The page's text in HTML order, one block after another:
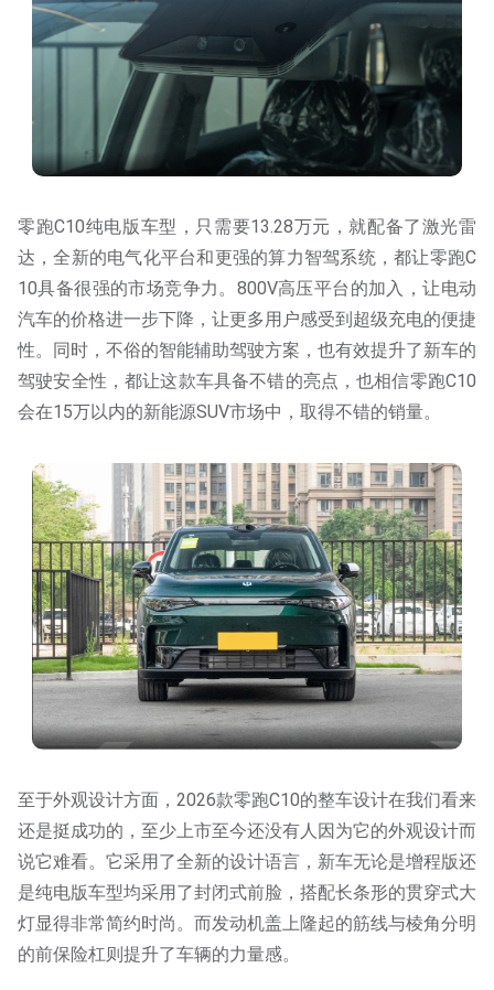
零跑C10纯电版车型，只需要13.28万元，就配备了激光雷
达，全新的电气化平台和更强的算力智驾系统，都让零跑C
10具备很强的市场竞争力。800V高压平台的加入，让电动
汽车的价格进一步下降，让更多用户感受到超级充电的便捷
性。同时，不俗的智能辅助驾驶方案，也有效提升了新车的
驾驶安全性，都让这款车具备不错的亮点，也相信零跑C10
会在15万以内的新能源SUV市场中，取得不错的销量。
至于外观设计方面，2026款零跑C10的整车设计在我们看来
还是挺成功的，至少上市至今还没有人因为它的外观设计而
说它难看。它采用了全新的设计语言，新车无论是增程版还
是纯电版车型均采用了封闭式前脸，搭配长条形的贯穿式大
灯显得非常简约时尚。而发动机盖上隆起的筋线与棱角分明
的前保险杠则提升了车辆的力量感。